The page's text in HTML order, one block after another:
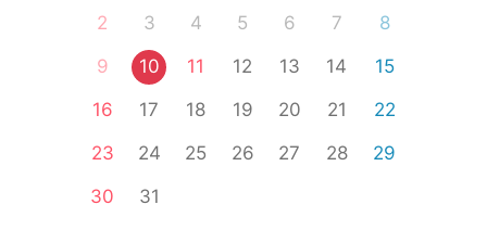
2
3 4 5 6 7
8
9
10 11 12 13 14
15
16
17 18 19 20 21
22
23
24 25 26 27 28
29
30
31